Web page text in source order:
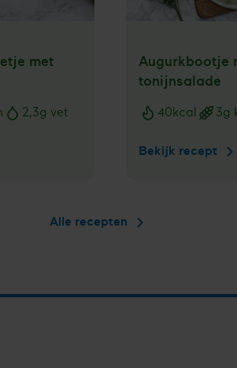
met
2,3g vet
Augurkbootje
tonijnsalade
40kcal 3g
Bekijk recept
Alle recepten